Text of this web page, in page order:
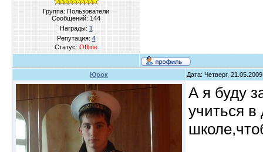
Группа: Пользователи
Сообщений: 144
Награды: 1
Репутация: 4
Статус: Offline
Юрок Дата: Четверг,
А я буду
учиться